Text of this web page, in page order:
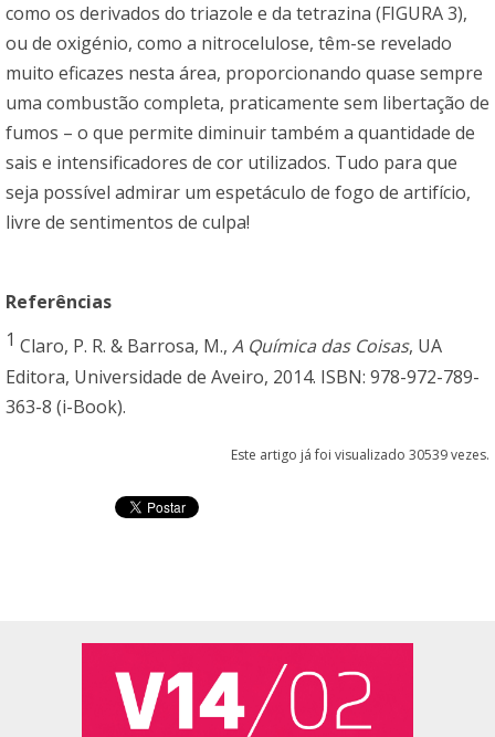
como os derivados do triazole e da tetrazina (FIGURA 3),
ou de oxigénio, como a nitrocelulose, têm-se revelado
muito eficazes nesta área, proporcionando quase sempre
uma combustão completa, praticamente sem libertação de
fumos – o que permite diminuir também a quantidade de
sais e intensificadores de cor utilizados. Tudo para que
seja possível admirar um espetáculo de fogo de artifício,
livre de sentimentos de culpa!
Referências
1 Claro, P. R. & Barrosa, M., A Química das Coisas, UA
Editora, Universidade de Aveiro, 2014. ISBN: 978-972-789-
363-8 (i-Book).
Este artigo já foi visualizado 30539 vezes.